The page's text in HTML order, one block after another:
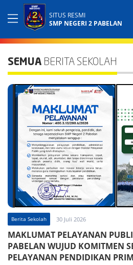
SITUS RESMI
SMP NEGERI 2 PABELAN
SEMUA BERITA SEKOLAH
Berita Sekolah 30 Juli 2026
MAKLUMAT PELAYANAN
PABELAN WUJUD KOMITMEN
PELAYANAN PENDIDIKAN